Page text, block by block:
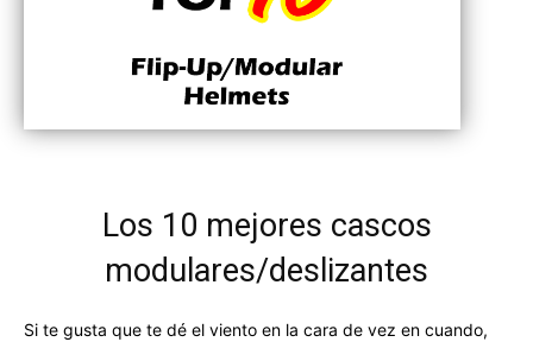
Los 10 mejores cascos
modulares/deslizantes
Si te gusta que te dé el viento en la cara de vez en cuando,